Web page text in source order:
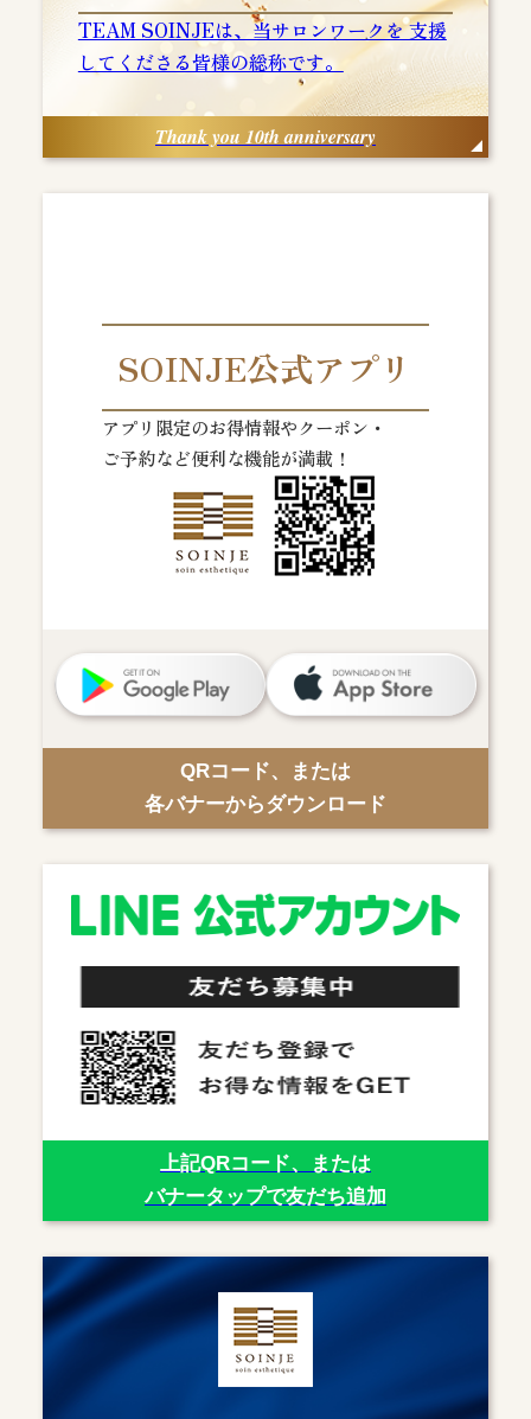
TEAM SOINJEは、当サロンワークを 支援
してくださる皆様の総称です。
Thank you 10th anniversary
SOINJE公式アプリ
アプリ限定のお得情報やクーポン・
ご予約など便利な機能が満載！
QRコード、または
各バナーからダウンロード
上記QRコード、または
バナータップで友だち追加